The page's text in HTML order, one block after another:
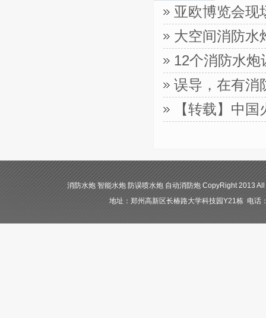
亚欧博览会现
大空间消防水
12个消防水
误导，在有消
【转载】中
消防水炮 智能水炮 防误喷水炮 自动消防炮 CopyRight 2013
地址：郑州高新区长椿路大学科技园Y21栋 电